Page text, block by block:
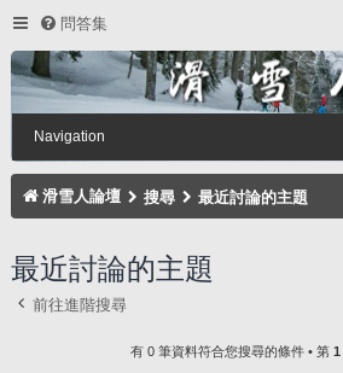
問答集
Navigation
滑雪人論壇 搜尋 最近討論的主題
最近討論的主題
前往進階搜尋
有 0 筆資料符合您搜尋的條件 • 第 1